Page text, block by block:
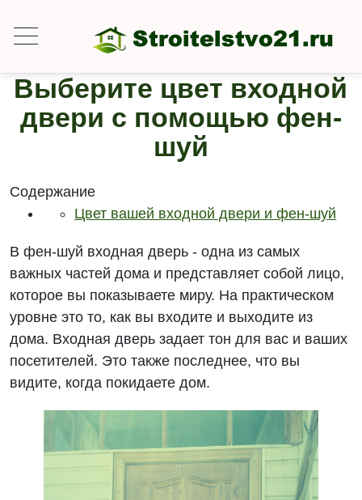
Выберите цвет входной
двери с помощью фен-
шуй
Содержание
Цвет вашей входной двери и фен-шуй
В фен-шуй входная дверь - одна из самых
важных частей дома и представляет собой лицо,
которое вы показываете миру. На практическом
уровне это то, как вы входите и выходите из
дома. Входная дверь задает тон для вас и ваших
посетителей. Это также последнее, что вы
видите, когда покидаете дом.